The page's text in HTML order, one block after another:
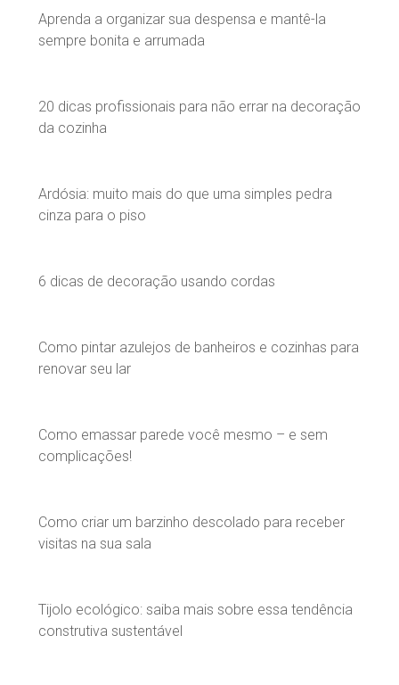
Aprenda a organizar sua despensa e mantê-la
sempre bonita e arrumada
20 dicas profissionais para não errar na decoração
da cozinha
Ardósia: muito mais do que uma simples pedra
cinza para o piso
6 dicas de decoração usando cordas
Como pintar azulejos de banheiros e cozinhas para
renovar seu lar
Como emassar parede você mesmo – e sem
complicações!
Como criar um barzinho descolado para receber
visitas na sua sala
Tijolo ecológico: saiba mais sobre essa tendência
construtiva sustentável